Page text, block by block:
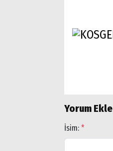
Yorum Ekle
İsim: *